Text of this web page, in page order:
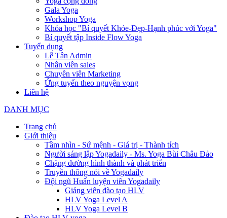
Gala Yoga
Workshop Yoga
Khóa học "Bí quyết Khỏe-Đẹp-Hạnh phúc với Yoga"
Bí quyết tập Inside Flow Yoga
Tuyển dụng
Lễ Tân Admin
Nhân viên sales
Chuyên viên Marketing
Ứng tuyển theo nguyện vọng
Liên hệ
DANH MỤC
Trang chủ
Giới thiệu
Tầm nhìn - Sứ mệnh - Giá trị - Thành tích
Người sáng lập Yogadaily - Ms. Yoga Bùi Châu Đảo
Chặng đường hình thành và phát triển
Truyền thông nói về Yogadaily
Đội ngũ Huấn luyện viên Yogadaily
Giảng viên đào tạo HLV
HLV Yoga Level A
HLV Yoga Level B